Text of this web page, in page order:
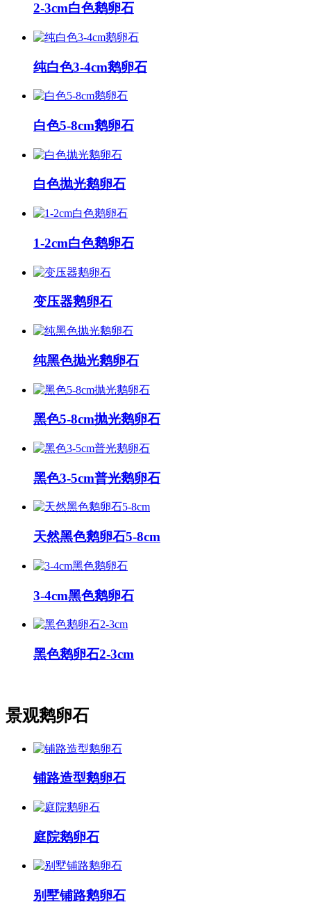
2-3cm白色鹅卵石
纯白色3-4cm鹅卵石
白色5-8cm鹅卵石
白色抛光鹅卵石
1-2cm白色鹅卵石
变压器鹅卵石
纯黑色抛光鹅卵石
黑色5-8cm抛光鹅卵石
黑色3-5cm普光鹅卵石
天然黑色鹅卵石5-8cm
3-4cm黑色鹅卵石
黑色鹅卵石2-3cm
景观鹅卵石
铺路造型鹅卵石
庭院鹅卵石
别墅铺路鹅卵石